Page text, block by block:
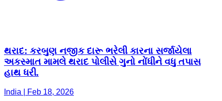
થરાદ: કરબુણ નજીક દારૂ ભરેલી કારના સર્જાયેલા
અકસ્માત મામલે થરાદ પોલીસે ગુનો નોંધીને વધુ તપાસ
હાથ ધરી.
India | Feb 18, 2026